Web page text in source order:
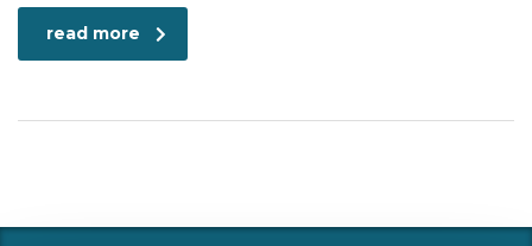
read more